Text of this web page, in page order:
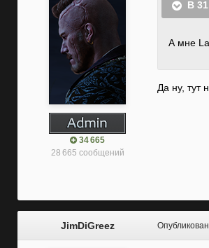
34 665
28 665 сообщений
В
А мне
Да ну, тут
JimDiGreez